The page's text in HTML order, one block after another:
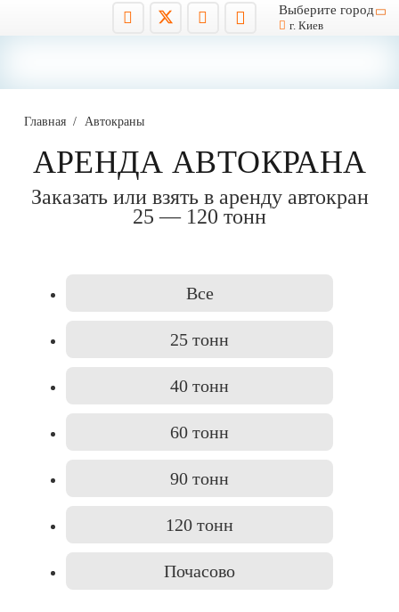
Выберите город
г. Киев
Главная / Автокраны
АРЕНДА АВТОКРАНА
Заказать или взять в аренду автокран
25 — 120 тонн
Все
25 тонн
40 тонн
60 тонн
90 тонн
120 тонн
Почасово